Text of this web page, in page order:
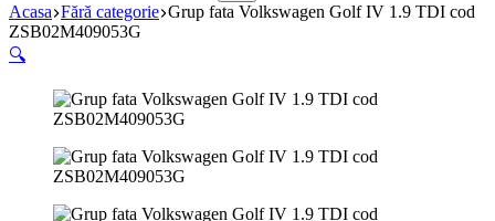
Niciun
rezultat
Acasa Fără categorie Grup fata Volkswagen Golf IV 1.9 TDI cod
ZSB02M409053G
🔍